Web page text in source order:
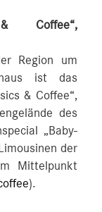
& Coffee“,
Region um
ist das
& Coffee“,
des
„Baby-
der
Mittelpunkt
).